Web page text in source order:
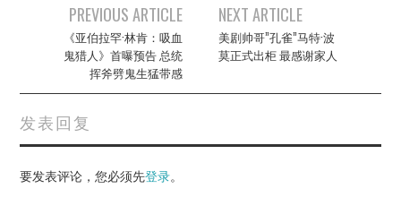
navigation
PREVIOUS ARTICLE
《亚伯拉罕·林肯：吸血
鬼猎人》首曝预告 总统
挥斧劈鬼生猛带感
NEXT ARTICLE
美剧帅哥”孔雀”马特·波
莫正式出柜 最感谢家人
发表回复
要发表评论，您必须先登录。